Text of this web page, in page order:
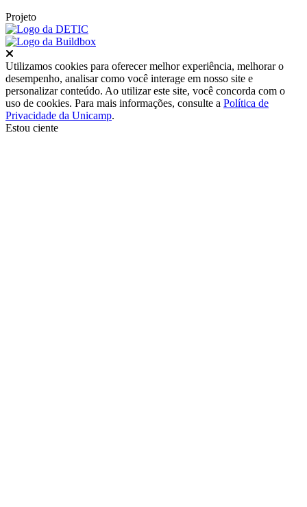
Projeto
Utilizamos cookies para oferecer melhor experiência, melhorar o
desempenho, analisar como você interage em nosso site e
personalizar conteúdo. Ao utilizar este site, você concorda com o
uso de cookies. Para mais informações, consulte a Política de
Privacidade da Unicamp.
Estou ciente